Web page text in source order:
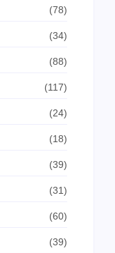
(78)
(34)
(88)
(117)
(24)
(18)
(39)
(31)
(60)
(39)